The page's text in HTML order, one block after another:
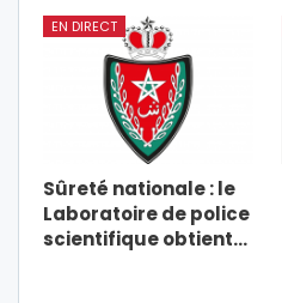
EN DIRECT
Sûreté nationale : le
Laboratoire de police
scientifique obtient…